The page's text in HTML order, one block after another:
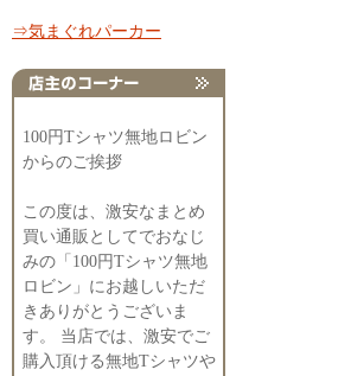
⇒気まぐれパーカー
100円Tシャツ無地ロビン
からのご挨拶
この度は、激安なまとめ
買い通販としてでおなじ
みの「100円Tシャツ無地
ロビン」にお越しいただ
きありがとうございま
す。 当店では、激安でご
購入頂ける無地Tシャツや